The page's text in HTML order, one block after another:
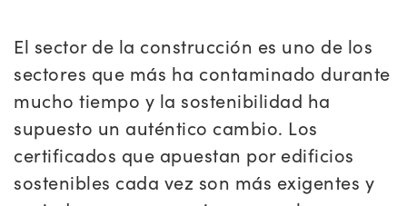
El sector de la construcción es uno de los
sectores que más ha contaminado durante
mucho tiempo y la sostenibilidad ha
supuesto un auténtico cambio. Los
certificados que apuestan por edificios
sostenibles cada vez son más exigentes y